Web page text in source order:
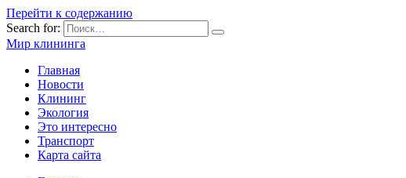
Перейти к содержанию
Search for:
Мир клининга
Главная
Новости
Клининг
Экология
Это интересно
Транспорт
Карта сайта